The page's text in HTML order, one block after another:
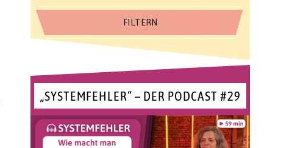
„SYSTEMFEHLER“ – DER PODCAST #29